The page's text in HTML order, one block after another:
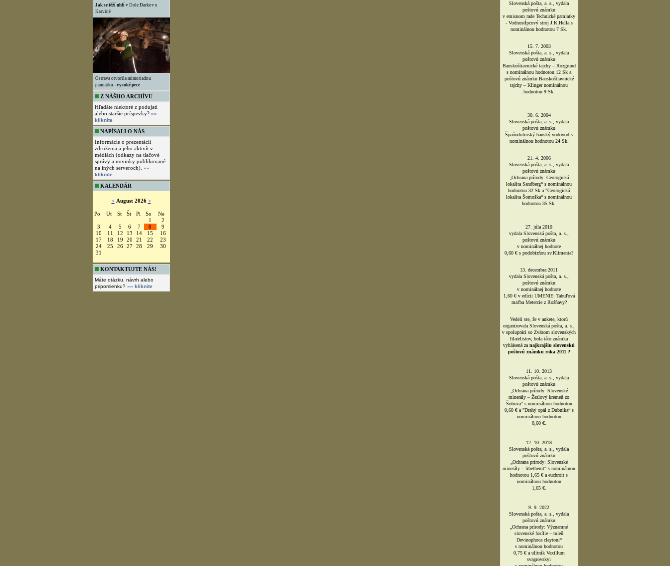
Jak se těží uhlív Dole Darkov u
Karviné
Ostrava otvorila mimoriadnu
pamiatku -vysoké pece
Z NÁŠHO ARCHÍVU
Hľadáte niektoré z podujatí
alebo staršie príspevky? »»
kliknite
NAPÍSALI O NÁS
Informácie o prezentácií
združenia a jeho aktivít v
médiách (odkazy na tlačové
správy a novinky publikované
na iných serveroch). »»
kliknite
KALENDÁR
< August 2026 >
Po Ut St Št Pi So
Ne
1
2
3
4 5 6 7 8
9
10
11 12 13 14 15
16
17
18 19 20 21 22
23
24
25 26 27 28 29
30
31
KONTAKTUJTE NÁS!
Máte otázku, návrh alebo
pripomienku? »» kliknite
Slovenská pošta, a. s., vydala
poštovú známku
v emisnom rade Technické pamiatky
- Vodnostĺpcový stroj J.K.Hella s
nominálnou hodnotou 7 Sk.
15. 7. 2003
Slovenská pošta, a. s., vydala
poštovú známku
Banskoštiavnické tajchy – Rozgrund
s nominálnou hodnotou 12 Sk a
poštovú známku Banskoštiavnické
tajchy – Klinger nominálnou
hodnotou 9 Sk.
30. 6. 2004
Slovenská pošta, a. s., vydala
poštovú známku
Špaňodolinský banský vodovod s
nominálnou hodnotou 24 Sk.
21. 4. 2006
Slovenská pošta, a. s., vydala
poštovú známku
„Ochrana prírody: Geologická
lokalita Sandberg“ s nominálnou
hodnotou 32 Sk a "Geologická
lokalita Šomoška“ s nominálnou
hodnotou 35 Sk.
27. júla 2010
vydala Slovenská pošta, a. s.,
poštovú známku
v nominálnej hodnote
0,60 € s podobizňou sv.Klimenta?
13. decembra 2011
vydala Slovenská pošta, a. s.,
poštovú známku
v nominálnej hodnote
1,60 € v edícii UMENIE: Tabuľová
maľba Metercie z Rožňavy?
Vedeli ste, že v ankete, ktorú
organizovala Slovenská pošta, a. s.,
v spolupráci so Zväzom slovenských
filatelistov, bola táto známka
vyhlásená za najkrajšiu slovenskú
poštovú známku roka 2011 ?
11. 10. 2013
Slovenská pošta, a. s., vydala
poštovú známku
„Ochrana prírody: Slovenské
minerály – Žezlový kremeň zo
Šobova“ s nominálnou hodnotou
0,60 € a "Drahý opál z Dubníka“ s
nominálnou hodnotou
0,60 €.
12. 10. 2018
Slovenská pošta, a. s., vydala
poštovú známku
„Ochrana prírody: Slovenské
minerály – libethenit“ s nominálnou
hodnotou 1,65 € a euchroit s
nominálnou hodnotou
1,65 €.
9. 9. 2022
Slovenská pošta, a. s., vydala
poštovú známku
„Ochrana prírody: Významné
slovenské fosílie – tuleň
Devinophoca claytoni“
s nominálnou hodnotou
0,75 € a ulitník Vexillum
svagrovskyi